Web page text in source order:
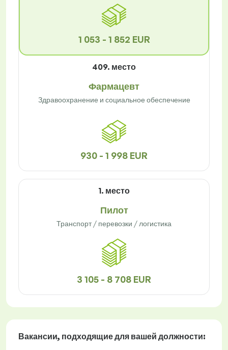
1 053 - 1 852 EUR
409. место
Фармацевт
Здравоохранение и социальное обеспечение
930 - 1 998 EUR
1. место
Пилот
Транспорт / перевозки / логистика
3 105 - 8 708 EUR
Вакансии, подходящие для вашей должности: